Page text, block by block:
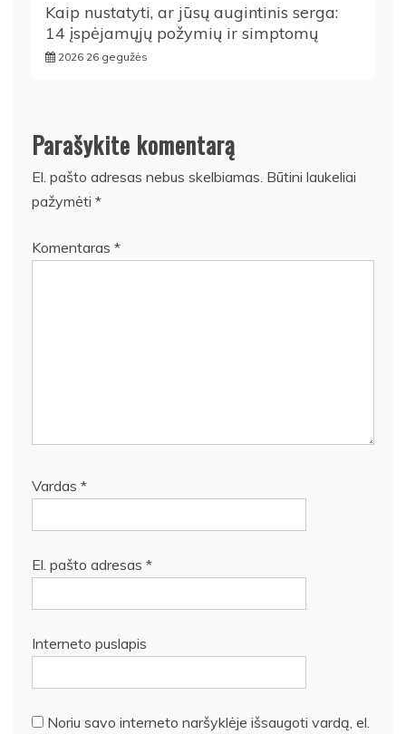
Kaip nustatyti, ar jūsų augintinis serga:
14 įspėjamųjų požymių ir simptomų
2026 26 gegužės
Parašykite komentarą
El. pašto adresas nebus skelbiamas. Būtini laukeliai
pažymėti *
Komentaras *
Vardas *
El. pašto adresas *
Interneto puslapis
Noriu savo interneto naršyklėje išsaugoti vardą, el.